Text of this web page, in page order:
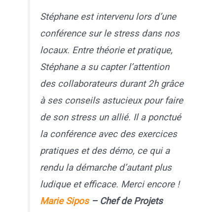
Stéphane est intervenu lors d’une
conférence sur le stress dans nos
locaux. Entre théorie et pratique,
Stéphane a su capter l’attention
des collaborateurs durant 2h grâce
à ses conseils astucieux pour faire
de son stress un allié. Il a ponctué
la conférence avec des exercices
pratiques et des démo, ce qui a
rendu la démarche d’autant plus
ludique et efficace. Merci encore !
Marie Sipos– Chef de Projets